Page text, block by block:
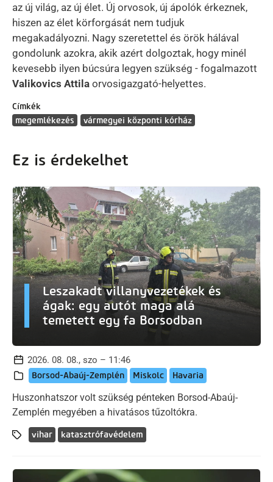
az új világ, az új élet. Új orvosok, új ápolók érkeznek,
hiszen az élet körforgását nem tudjuk
megakadályozni. Nagy szeretettel és örök hálával
gondolunk azokra, akik azért dolgoztak, hogy minél
kevesebb ilyen búcsúra legyen szükség - fogalmazott
Valikovics Attila orvosigazgató-helyettes.
Címkék
megemlékezés
vármegyei központi kórház
Ez is érdekelhet
Leszakadt villanyvezetékek és
ágak: egy autót maga alá
temetett egy fa Borsodban
2026. 08. 08., szo – 11:46
Borsod-Abaúj-Zemplén Miskolc Havaria
Huszonhatszor volt szükség pénteken Borsod-Abaúj-
Zemplén megyében a hivatásos tűzoltókra.
vihar katasztrófavédelem